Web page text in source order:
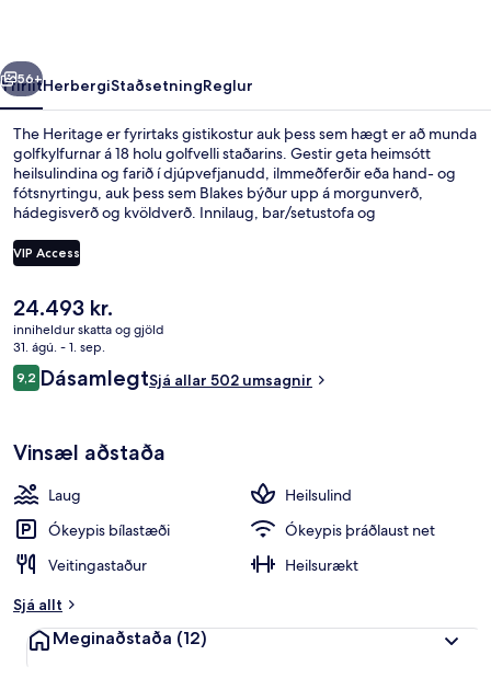
Næsta
56+
YfirlitHerbergiStaðsetningReglur
The Heritage er fyrirtaks gistikostur auk þess sem hægt er að munda
golfkylfurnar á 18 holu golfvelli staðarins. Gestir geta heimsótt
heilsulindina og farið í djúpvefjanudd, ilmmeðferðir eða hand- og
fótsnyrtingu, auk þess sem Blakes býður upp á morgunverð,
hádegisverð og kvöldverð. Innilaug, bar/setustofa og
sem hafa heimsótt staðinn hafa verið sérstaklega ánægðir með
herbergisþjónustuna og hjálpsamt starfsfólk.
VIP Access
Núverandi
verð
er
24.493 kr.
24.493 kr.
inniheldur skatta og gjöld
31. ágú. - 1. sep.
Umsagnir
9,29,2 af 10
DásamlegtSjá allar 502 umsagnir
Vinsæl aðstaða
Laug
Heilsulind
Ókeypis bílastæði
Ókeypis þráðlaust net
Veitingastaður
Heilsurækt
Sjá allt
Meginaðstaða (12)